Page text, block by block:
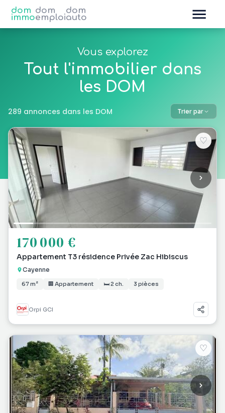
dom
immo
dom
emploi
dom
auto
Vous explorez
Tout l'immobilier dans
les DOM
289 annonces dans les DOM Trier par
♡
170 000 €
Appartement T3 résidence Privée Zac Hibiscus
Cayenne
67 m² 🏢 Appartement 🛏 2 ch. 3 pièces
Orpi GCI
♡